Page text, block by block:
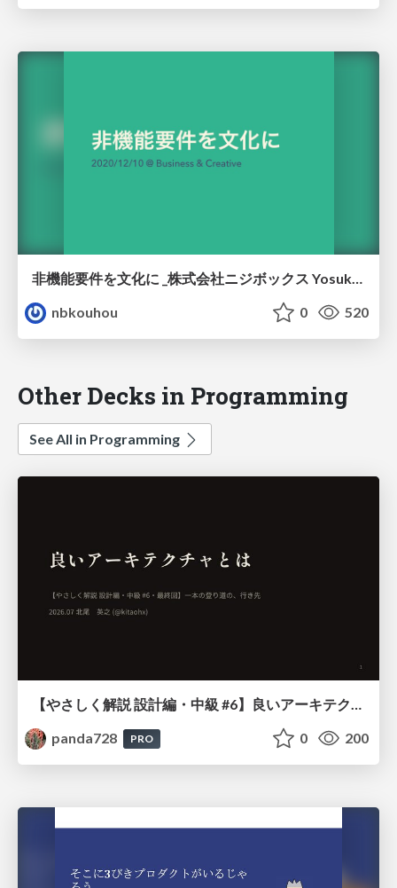
非機能要件を文化に _株式会社ニジボックス Yosuke Furukawa
nbkouhou
0 520
Other Decks in Programming
See All in Programming
panda728
PRO 0 200